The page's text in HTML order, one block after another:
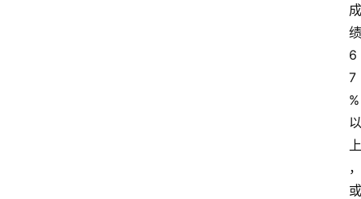
成
绩
6
7
%
以
上
，
或